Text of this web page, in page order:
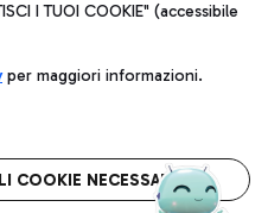
FCO
stellato
I TUOI COOKIE" (accessibile
per maggiori informazioni.
COOKIE NECESSARI